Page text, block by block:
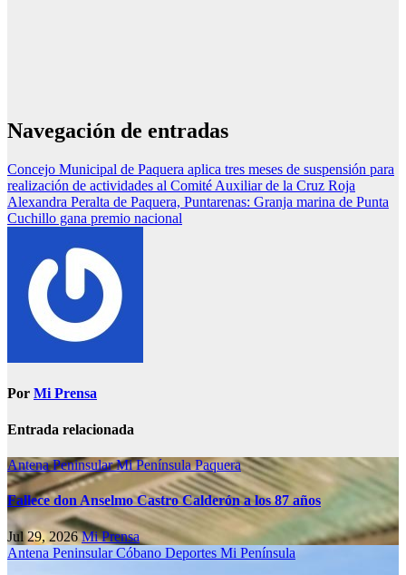
Navegación de entradas
Concejo Municipal de Paquera aplica tres meses de suspensión para
realización de actividades al Comité Auxiliar de la Cruz Roja
Alexandra Peralta de Paquera, Puntarenas: Granja marina de Punta
Cuchillo gana premio nacional
Por Mi Prensa
Entrada relacionada
Antena PeninsularMi PenínsulaPaquera
Fallece don Anselmo Castro Calderón a los 87 años
Jul 29, 2026Mi Prensa
Antena PeninsularCóbano Deportes Mi Península